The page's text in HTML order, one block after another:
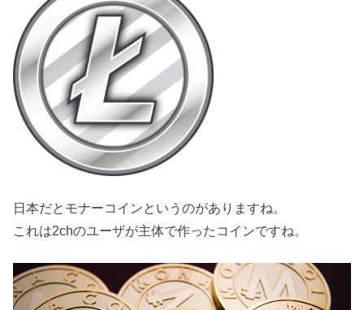
日本だとモナーコインというのがありますね。
これは2chのユーザが主体で作ったコインですね。